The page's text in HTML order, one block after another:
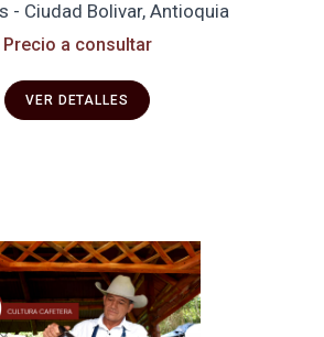
- Ciudad Bolivar, Antioquia
Precio a consultar
VER DETALLES